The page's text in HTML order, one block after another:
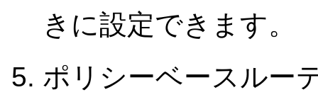
きに設定できます。
ポリシーベースルー